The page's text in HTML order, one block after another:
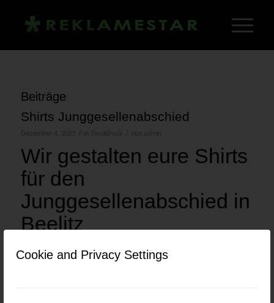
Cookie and Privacy Settings
Schlagwortarchiv für: JGA T-Shirts
Du bist hier: Startseite / JGA T-Shirts
Beiträge
Shirts Junggesellenabschied
Wir gestalten eure Shirts
für den
Junggesellenabschied in
Beelitz
Wir gestalten eure Shirts für den Junggesellenabschied nach